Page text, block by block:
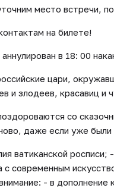
место встречи,
на билете!
в 18: 00
цари,
и злодеев, красавиц и
со
даже если уже были
ватиканской росписи;
современным
- в дополнение